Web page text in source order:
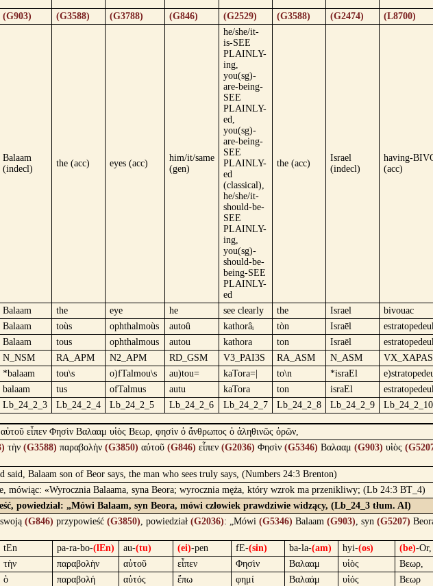
(G903) (G3588) (G3788) (G846) (G2529) (G3588) (G2474) (L8700)
Balaam
(indecl)
the (acc) eyes (acc)
him/it/same
(gen)
he/she/it-
is-SEE
PLAINLY-
ing,
you(sg)-
are-being-
SEE
PLAINLY-
ed,
you(sg)-
are-being-
SEE
PLAINLY-
ed
(classical),
he/she/it-
should-be-
SEE
PLAINLY-
ing,
you(sg)-
should-be-
being-SEE
PLAINLY-
ed
the (acc)
Israel
(indecl)
having-
(acc)
Balaam the eye he see clearly the Israel bivouac
Balaam toùs ophthalmoùs autoû kathorâᵢ tòn Israēl
Balaam tous ophthalmous autou kathora ton Israēl
N_NSM RA_APM N2_APM RD_GSM V3_PAI3S RA_ASM N_ASM
*balaam tou\s o)fTalmou\s au)tou= kaTora=| to\n *israEl
balaam tus ofTalmus autu kaTora ton israEl
Lb_24_2_3 Lb_24_2_4 Lb_24_2_5 Lb_24_2_6 Lb_24_2_7 Lb_24_2_8 Lb_24_2_9 Lb_24_2_10
εἶπεν Φησὶν Βαλααμ υἱὸς Βεωρ, φησὶν ὁ ἄνθρωπος ὁ ἀληθινῶς ὁρῶν,
τὴν (G3588) παραβολὴν (G3850) αὐτοῦ (G846) εἶπεν (G2036) Φησὶν (G5346) Βαλααμ (G903) υἱὸς
said, Balaam son of Beor says, the man who sees truly says, (Numbers 24:3 Brenton)
mówiąc: «Wyrocznia Balaama, syna Beora; wyrocznia męża, który wzrok ma przenikliwy; (Lb 24:3 BT_4)
powiedział: „Mówi Balaam, syn Beora, mówi człowiek prawdziwie widzący, (Lb_24_3 tłum. AI)
swoją (G846) przypowieść (G3850), powiedział (G2036): „Mówi (G5346) Balaam (G903), syn (G5207)
tEn pa-ra-bo-(lEn) au-(tu) (ei)-pen fE-(sin) ba-la-(am) hyi-(os) (be)-Or,
τὴν παραβολὴν αὐτοῦ εἶπεν Φησὶν Βαλααμ υἱὸς Βεωρ,
ὁ παραβολή αὐτός ἔπω φημί Βαλαάμ υἱός Βεωρ